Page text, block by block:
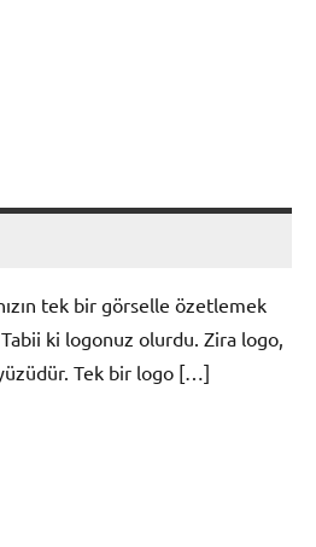
tek bir görselle özetlemek
ki logonuz olurdu. Zira logo,
Tek bir logo […]